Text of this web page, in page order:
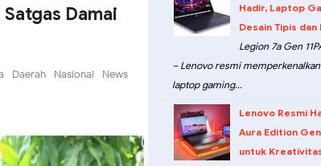
Damai
Daerah Nasional News
Hadir, Laptop
Desain Tipis
Legion 7a Gen
– Lenovo resmi memperkenalkan
laptop gaming...
Lenovo Resmi
Aura Edition
untuk